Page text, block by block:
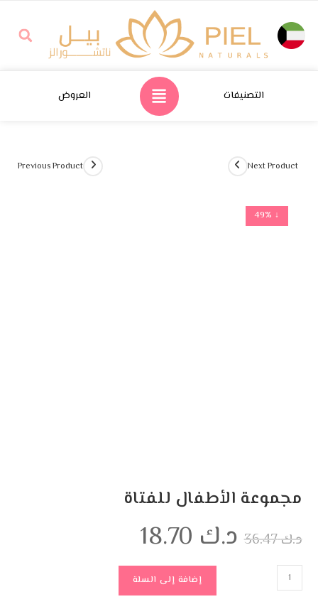
التصنيفات العروض
↓ 49%
Previous Product Next Product
مجموعة الأطفال للفتاة
د.ك36.47 د.ك
إضافة إلى السلة